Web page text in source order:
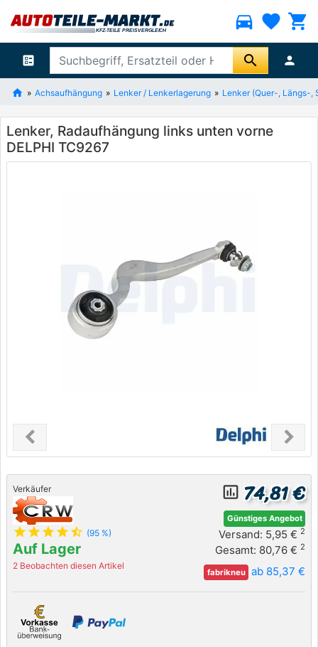
directions_car favorite shopping_cart
ballot search person
Achsaufhängung Lenker / Lenkerlagerung Lenker (Quer-, Längs-,
Lenker, Radaufhängung links unten vorne
DELPHI TC9267
chevron_leftPrevious chevron_right
Next
Verkäufer
star star star star star_half (95 %)
Auf Lager
2 Beobachten diesen Artikel
insert_chart_outlined 74,81 €
Günstiges Angebot
Versand: 5,95 € 2
Gesamt: 80,76 € 2
fabrikneu ab 85,37 €